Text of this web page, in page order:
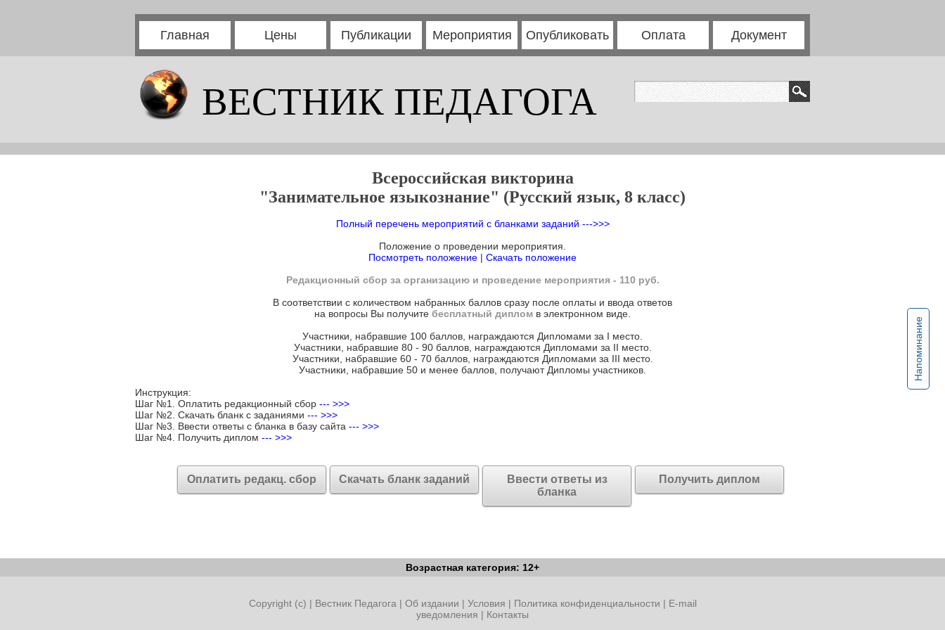
Главная Цены Публикации Мероприятия Опубликовать Оплата Документ
ВЕСТНИК ПЕДАГОГА
Напоминание
Всероссийская викторина
"Занимательное языкознание" (Русский язык, 8 класс)
Полный перечень мероприятий с бланками заданий --->>>
Положение о проведении мероприятия.
Посмотреть положение | Скачать положение
Редакционный сбор за организацию и проведение мероприятия - 110 руб.
В соответствии с количеством набранных баллов сразу после оплаты и ввода ответов
на вопросы Вы получите бесплатный диплом в электронном виде.
Участники, набравшие 100 баллов, награждаются Дипломами за I место.
Участники, набравшие 80 - 90 баллов, награждаются Дипломами за II место.
Участники, набравшие 60 - 70 баллов, награждаются Дипломами за III место.
Участники, набравшие 50 и менее баллов, получают Дипломы участников.
Инструкция:
Шаг №1. Оплатить редакционный сбор --- >>>
Шаг №2. Скачать бланк с заданиями --- >>>
Шаг №3. Ввести ответы с бланка в базу сайта --- >>>
Шаг №4. Получить диплом --- >>>
Оплатить редакц. сбор Скачать бланк заданий
Ввести ответы из
бланка
Получить диплом
Возрастная категория: 12+
Copyright (c) | Вестник Педагога | Об издании | Условия | Политика конфиденциальности | E-mail
уведомления | Контакты